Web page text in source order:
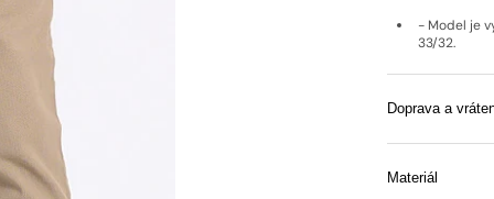
- Model je
33/32.
Doprava a
Materiál